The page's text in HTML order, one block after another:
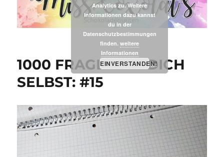
1000 FRAGEN AN DICH
SELBST: #15
Analytics zu. Weitere
Informationen dazu kannst
du in der
Datenschutzbestimmungen
finden. weitere
Informationen
EINVERSTANDEN!